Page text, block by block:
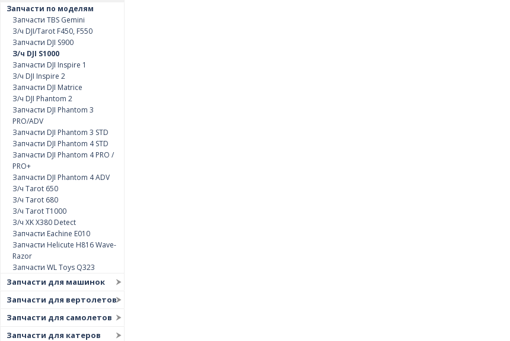
Запчасти по моделям
Запчасти TBS Gemini
З/ч DJI/Tarot F450, F550
Запчасти DJI S900
З/ч DJI S1000
Запчасти DJI Inspire 1
З/ч DJI Inspire 2
Запчасти DJI Matrice
З/ч DJI Phantom 2
Запчасти DJI Phantom 3
PRO/ADV
Запчасти DJI Phantom 3 STD
Запчасти DJI Phantom 4 STD
Запчасти DJI Phantom 4 PRO /
PRO+
Запчасти DJI Phantom 4 ADV
З/ч Tarot 650
З/ч Tarot 680
З/ч Tarot T1000
З/ч XK X380 Detect
Запчасти Eachine E010
Запчасти Helicute H816 Wave-
Razor
Запчасти WL Toys Q323
Запчасти для машинок
Запчасти для вертолетов
Запчасти для самолетов
Запчасти для катеров